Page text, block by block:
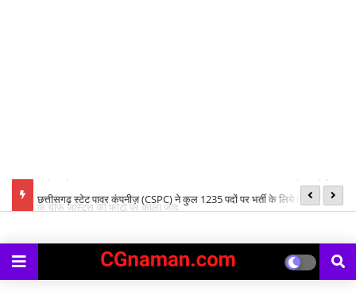
छत्तीसगढ़ स्टेट पावर कंपनीज़ (CSPC) ने कुल 1235 पदों पर भर्ती के लिये किया विज्ञापन